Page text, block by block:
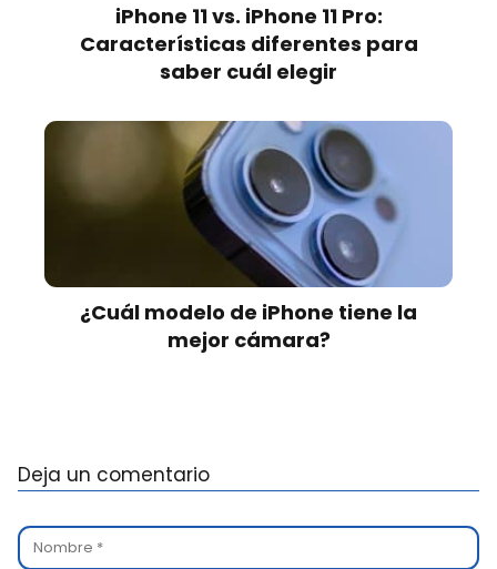
iPhone 11 vs. iPhone 11 Pro:
Características diferentes para
saber cuál elegir
¿Cuál modelo de iPhone tiene la
mejor cámara?
Deja un comentario